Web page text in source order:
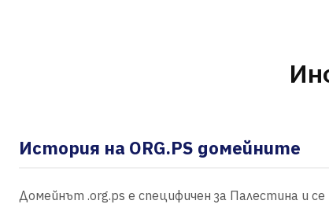
История на ORG.PS домейните
Домейнът .org.ps е специфичен за Палестина и